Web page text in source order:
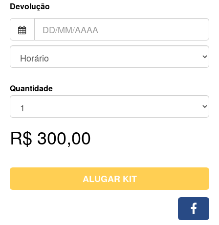
Devolução
Quantidade
R$ 300,00
ALUGAR KIT